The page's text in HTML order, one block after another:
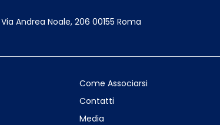
Andrea Noale, 206 00155 Roma
Come Associarsi
Contatti
Media